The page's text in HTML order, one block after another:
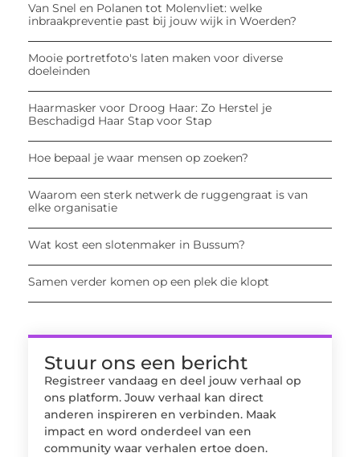
Van Snel en Polanen tot Molenvliet: welke
inbraakpreventie past bij jouw wijk in Woerden?
Mooie portretfoto's laten maken voor diverse
doeleinden
Haarmasker voor Droog Haar: Zo Herstel je
Beschadigd Haar Stap voor Stap
Hoe bepaal je waar mensen op zoeken?
Waarom een sterk netwerk de ruggengraat is van
elke organisatie
Wat kost een slotenmaker in Bussum?
Samen verder komen op een plek die klopt
Stuur ons een bericht
Registreer vandaag en deel jouw verhaal op
ons platform. Jouw verhaal kan direct
anderen inspireren en verbinden. Maak
impact en word onderdeel van een
community waar verhalen ertoe doen.